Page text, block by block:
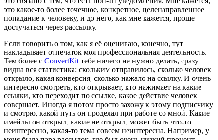
это какое-то более точечное, конкретное, целенаправленное
попадание к человеку, и до него, как мне кажется, проще
достучаться через рассылку.
Если говорить о том, как я её оцениваю, конечно, тут
накладывает отпечаток моя профессиональная деятельность.
Тем более с ConvertKit тебе ничего не нужно делать, сразу
видна вся статистика: скольким отправилось, сколько человек
открыло, какая конверсия, сколько нажало на ссылку. И очень
интересно смотреть, кто открывает, кто нажимает на какие
ссылки, кто переходит по ссылке, какое действие человек
совершает. Иногда я потом просто захожу к этому подписчику
и смотрю, какой путь он проделал при работе со мной. Какие
имейлы он открыл, какие не открыл, может быть что-то
неинтересно, какая-то тема совсем неинтересна. Например, у